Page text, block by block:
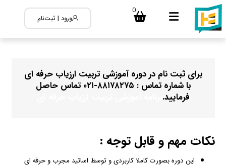
0
ورود | ثبت‌نام
برای ثبت نام در دوره آموزشی تربیت ارزیاب حرفه ای
با شماره تماس : ۸۸۱۷۸۲۷۵-۰۲۱ تماس حاصل
فرمایید.
نکات مهم و قابل توجه :
این دوره بصورت کاملا کاربردی و توسط اساتید مجرب و حرفه ای